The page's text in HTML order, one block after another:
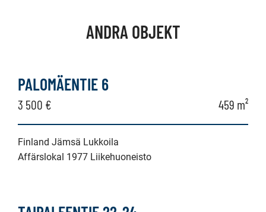
ANDRA OBJEKT
PALOMÄENTIE 6
3 500 € 459 m²
Finland Jämsä Lukkoila
Affärslokal 1977 Liikehuoneisto